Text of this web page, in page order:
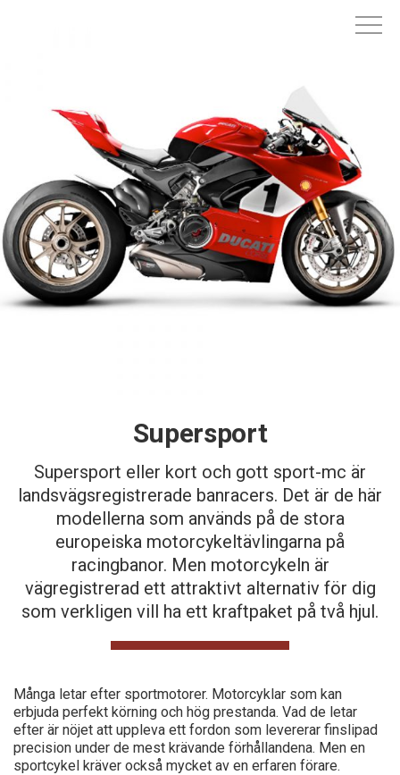
Supersport
Supersport eller kort och gott sport-mc är
landsvägsregistrerade banracers. Det är de här
modellerna som används på de stora
europeiska motorcykeltävlingarna på
racingbanor. Men motorcykeln är
vägregistrerad ett attraktivt alternativ för dig
som verkligen vill ha ett kraftpaket på två hjul.
Många letar efter sportmotorer. Motorcyklar som kan
erbjuda perfekt körning och hög prestanda. Vad de letar
efter är nöjet att uppleva ett fordon som levererar finslipad
precision under de mest krävande förhållandena. Men en
sportcykel kräver också mycket av en erfaren förare.